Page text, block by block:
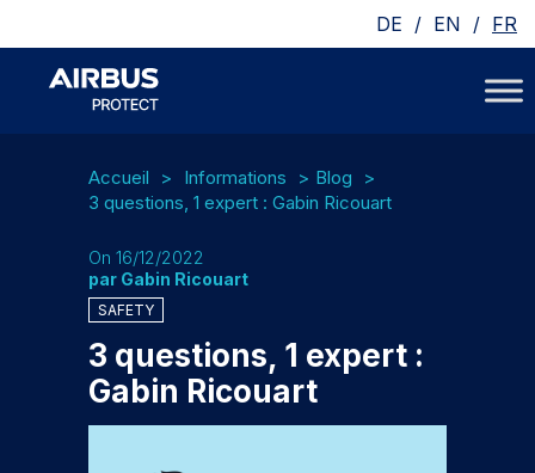
DE / EN / FR
Accueil Informations
Blog
3 questions, 1 expert : Gabin Ricouart
On 16/12/2022
par Gabin Ricouart
SAFETY
3 questions, 1 expert :
Gabin Ricouart